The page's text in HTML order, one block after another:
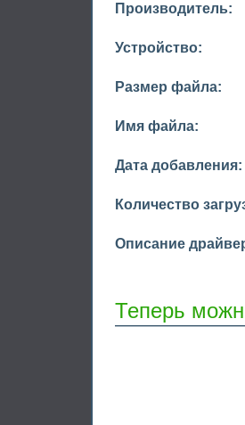
Производитель:
Устройство:
Размер файла:
Имя файла:
Дата добавления:
Количество
Описание
Теперь